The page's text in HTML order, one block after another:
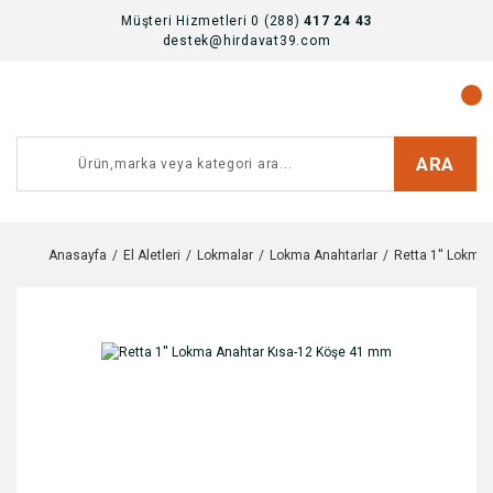
Müşteri Hizmetleri 0 (288)417 24 43
destek@hirdavat39.com
ARA
Anasayfa El Aletleri Lokmalar Lokma Anahtarlar Retta 1'' Lokma